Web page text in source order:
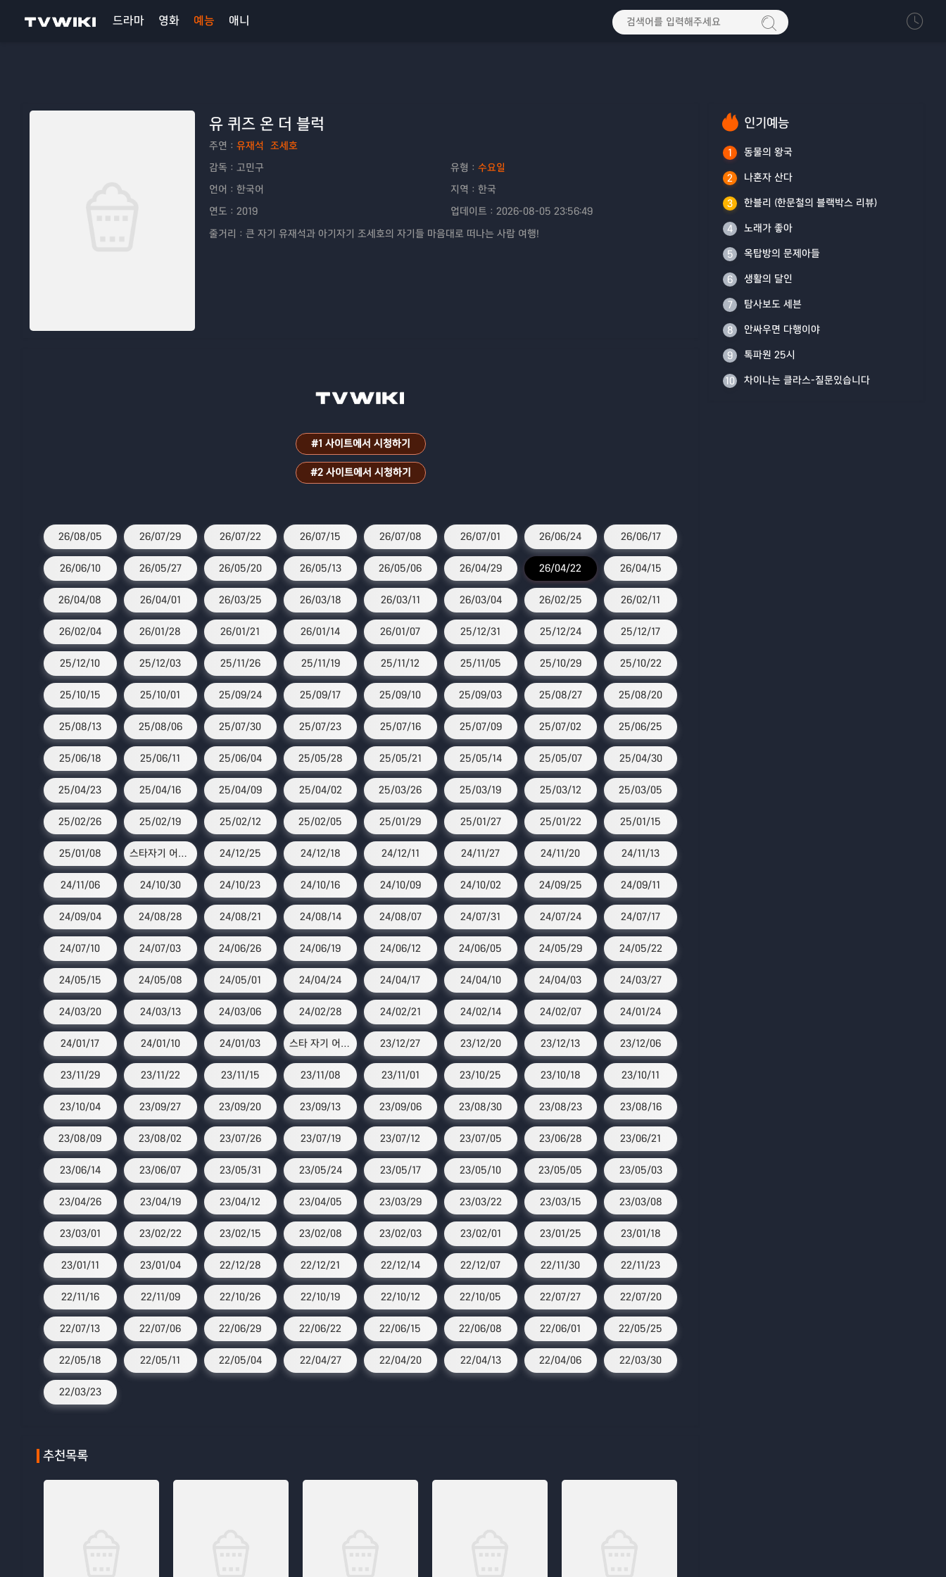
드라마 영화 예능 애니
유 퀴즈 온 더 블럭
주연： 유재석
조세호
감독： 고민구 유형： 수요일
언어： 한국어 지역： 한국
연도： 2019 업데이트： 2026-08-05 23:56:49
줄거리： 큰 자기 유재석과 아기자기 조세호의 자기들 마음대로 떠나는 사람 여행!
#1 사이트에서 시청하기
#2 사이트에서 시청하기
26/08/05 26/07/29 26/07/22 26/07/15 26/07/08 26/07/01 26/06/24 26/06/17
26/06/10 26/05/27 26/05/20 26/05/13 26/05/06 26/04/29 26/04/22 26/04/15
26/04/08 26/04/01 26/03/25 26/03/18 26/03/11 26/03/04 26/02/25 26/02/11
26/02/04 26/01/28 26/01/21 26/01/14 26/01/07 25/12/31 25/12/24 25/12/17
25/12/10 25/12/03 25/11/26 25/11/19 25/11/12 25/11/05 25/10/29 25/10/22
25/10/15 25/10/01 25/09/24 25/09/17 25/09/10 25/09/03 25/08/27 25/08/20
25/08/13 25/08/06 25/07/30 25/07/23 25/07/16 25/07/09 25/07/02 25/06/25
25/06/18 25/06/11 25/06/04 25/05/28 25/05/21 25/05/14 25/05/07 25/04/30
25/04/23 25/04/16 25/04/09 25/04/02 25/03/26 25/03/19 25/03/12 25/03/05
25/02/26 25/02/19 25/02/12 25/02/05 25/01/29 25/01/27 25/01/22 25/01/15
25/01/08 스타자기 어워즈 24/12/25 24/12/18 24/12/11 24/11/27 24/11/20 24/11/13
24/11/06 24/10/30 24/10/23 24/10/16 24/10/09 24/10/02 24/09/25 24/09/11
24/09/04 24/08/28 24/08/21 24/08/14 24/08/07 24/07/31 24/07/24 24/07/17
24/07/10 24/07/03 24/06/26 24/06/19 24/06/12 24/06/05 24/05/29 24/05/22
24/05/15 24/05/08 24/05/01 24/04/24 24/04/17 24/04/10 24/04/03 24/03/27
24/03/20 24/03/13 24/03/06 24/02/28 24/02/21 24/02/14 24/02/07 24/01/24
24/01/17 24/01/10 24/01/03 스타 자기 어워즈 23/12/27 23/12/20 23/12/13 23/12/06
23/11/29 23/11/22 23/11/15 23/11/08 23/11/01 23/10/25 23/10/18 23/10/11
23/10/04 23/09/27 23/09/20 23/09/13 23/09/06 23/08/30 23/08/23 23/08/16
23/08/09 23/08/02 23/07/26 23/07/19 23/07/12 23/07/05 23/06/28 23/06/21
23/06/14 23/06/07 23/05/31 23/05/24 23/05/17 23/05/10 23/05/05 23/05/03
23/04/26 23/04/19 23/04/12 23/04/05 23/03/29 23/03/22 23/03/15 23/03/08
23/03/01 23/02/22 23/02/15 23/02/08 23/02/03 23/02/01 23/01/25 23/01/18
23/01/11 23/01/04 22/12/28 22/12/21 22/12/14 22/12/07 22/11/30 22/11/23
22/11/16 22/11/09 22/10/26 22/10/19 22/10/12 22/10/05 22/07/27 22/07/20
22/07/13 22/07/06 22/06/29 22/06/22 22/06/15 22/06/08 22/06/01 22/05/25
22/05/18 22/05/11 22/05/04 22/04/27 22/04/20 22/04/13 22/04/06 22/03/30
22/03/23
추천목록
인기예능
1 동물의 왕국
2 나혼자 산다
3 한블리 (한문철의 블랙박스 리뷰)
4 노래가 좋아
5 옥탑방의 문제아들
6 생활의 달인
7 탐사보도 세븐
8 안싸우면 다행이야
9 톡파원 25시
10 차이나는 클라스-질문있습니다